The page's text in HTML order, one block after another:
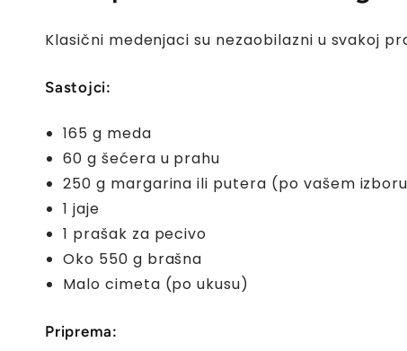
Klasični medenjaci su nezaobilazni u svakoj
Sastojci:
165 g meda
60 g šećera u prahu
250 g margarina ili putera (po vašem
1 jaje
1 prašak za pecivo
Oko 550 g brašna
Malo cimeta (po ukusu)
Priprema: